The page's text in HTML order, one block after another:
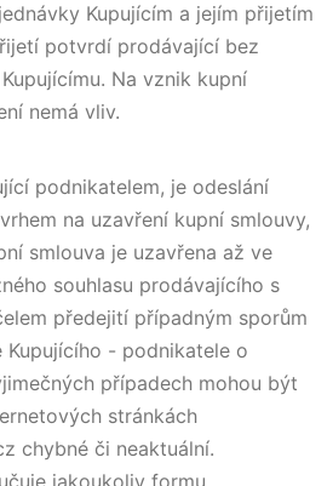
Kupujícím a jejím přijetím
potvrdí prodávající bez
Na vznik kupní
nemá vliv.
podnikatelem, je odeslání
na uzavření kupní smlouvy,
smlouva je uzavřena až ve
souhlasu prodávajícího s
předejití případným sporům
Kupujícího - podnikatele o
případech mohou být
stránkách
chybné či neaktuální.
jakoukoliv formu